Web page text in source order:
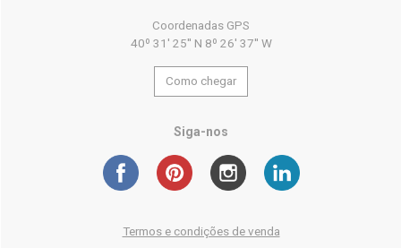
Coordenadas GPS
40º 31' 25'' N 8º 26' 37'' W
Como chegar
Siga-nos
Termos e condições de venda